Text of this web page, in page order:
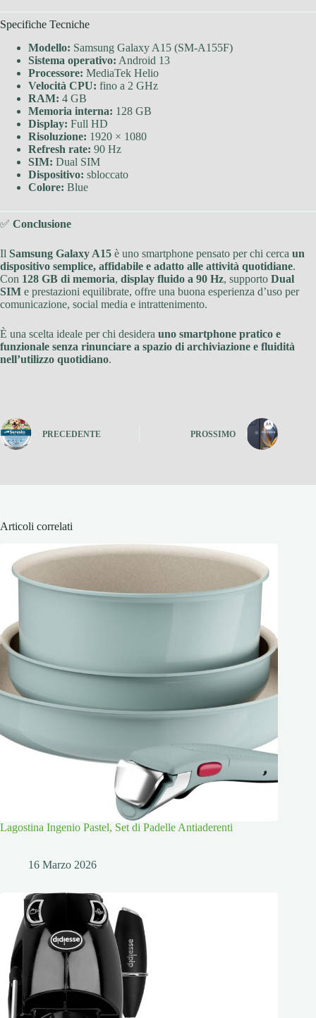
Specifiche Tecniche
Modello: Samsung Galaxy A15 (SM-A155F)
Sistema operativo: Android 13
Processore: MediaTek Helio
Velocità CPU: fino a 2 GHz
RAM: 4 GB
Memoria interna: 128 GB
Display: Full HD
Risoluzione: 1920 × 1080
Refresh rate: 90 Hz
SIM: Dual SIM
Dispositivo: sbloccato
Colore: Blue
✅ Conclusione
Il Samsung Galaxy A15 è uno smartphone pensato per chi cerca un
dispositivo semplice, affidabile e adatto alle attività quotidiane.
Con 128 GB di memoria, display fluido a 90 Hz, supporto Dual
SIM e prestazioni equilibrate, offre una buona esperienza d’uso per
comunicazione, social media e intrattenimento.
È una scelta ideale per chi desidera uno smartphone pratico e
funzionale senza rinunciare a spazio di archiviazione e fluidità
nell’utilizzo quotidiano.
PRECEDENTE PROSSIMO
Articoli correlati
Lagostina Ingenio Pastel, Set di Padelle Antiaderenti
16 Marzo 2026